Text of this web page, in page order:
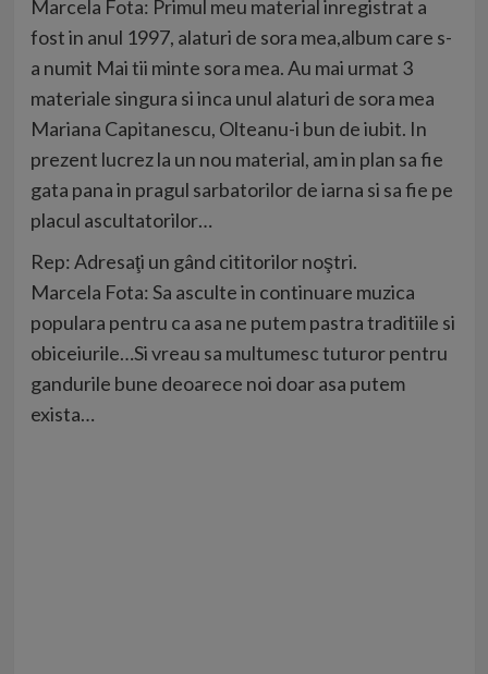
Marcela Fota: Primul meu material inregistrat a
fost in anul 1997, alaturi de sora mea,album care s-
a numit Mai tii minte sora mea. Au mai urmat 3
materiale singura si inca unul alaturi de sora mea
Mariana Capitanescu, Olteanu-i bun de iubit. In
prezent lucrez la un nou material, am in plan sa fie
gata pana in pragul sarbatorilor de iarna si sa fie pe
placul ascultatorilor…
Rep: Adresaţi un gând cititorilor noştri.
Marcela Fota: Sa asculte in continuare muzica
populara pentru ca asa ne putem pastra traditiile si
obiceiurile…Si vreau sa multumesc tuturor pentru
gandurile bune deoarece noi doar asa putem
exista…